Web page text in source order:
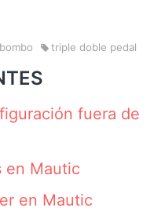
triple doble pedal
fuera de
en Mautic
en Mautic